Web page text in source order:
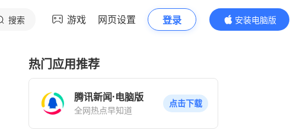
搜索 游戏 网页设置 登录
安装电脑版
内容更精彩
热门应用推荐
腾讯新闻·电脑版
全网热点早知道
点击下载